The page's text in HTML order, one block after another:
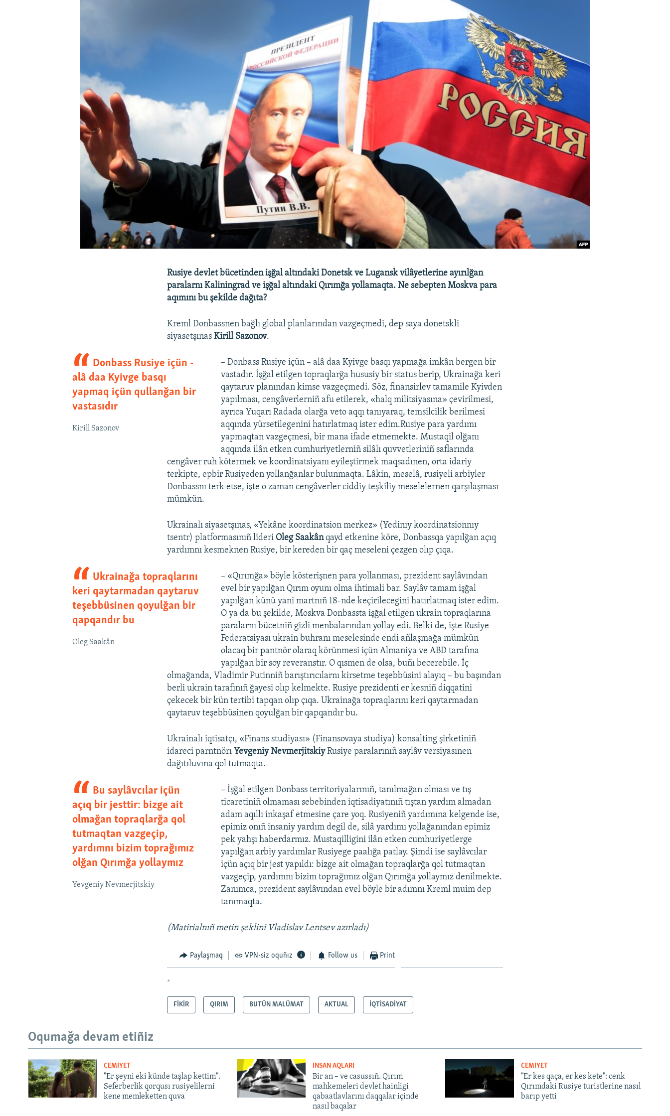
Rusiye devlet bücetinden işğal altındaki Donetsk ve Lugansk vilâyetlerine ayırılğan
paralarnı Kaliningrad ve işğal altındaki Qırımğa yollamaqta. Ne sebepten Moskva para
aqımını bu şekilde dağıta?
Kreml Donbassnen bağlı global planlarından vazgeçmedi, dep saya donetskli
siyasetşınasKirill Sazonov.
Donbass Rusiye içün -
alâ daa Kyivge basqı
yapmaq içün qullanğan bir
vastasıdır
Kirill Sazonov
– Donbass Rusiye içün – alâ daa Kyivge basqı yapmağa imkân bergen bir
vastadır. İşğal etilgen topraqlarğa hususiy bir status berip, Ukrainağa keri
qaytaruv planından kimse vazgeçmedi. Söz, finansirlev tamamile Kyivden
yapılması, cengâverlerniñ afu etilerek, «halq militsiyasına» çevirilmesi,
ayrıca Yuqarı Radada olarğa veto aqqı tanıyaraq, temsilcilik berilmesi
aqqında yürsetilegenini hatırlatmaq ister edim.Rusiye para yardımı
yapmaqtan vazgeçmesi, bir mana ifade etmemekte. Mustaqil olğanı
aqqında ilân etken cumhuriyetlerniñ silâlı quvvetleriniñ saflarında
cengâver ruh kötermek ve koordinatsiyanı eyileştirmek maqsadınen, orta idariy
terkipte, epbir Rusiyeden yollanğanlar bulunmaqta. Lâkin, meselâ, rusiyeli arbiyler
Donbassnı terk etse, işte o zaman cengâverler ciddiy teşkiliy meselelernen qarşılaşması
mümkün.
Ukrainalı siyasetşınas, «Yekâne koordinatsion merkez» (Yedinıy koordinatsionnıy
tsentr) platformasınıñ lideri Oleg Saakânqayd etkenine köre, Donbassqa yapılğan açıq
yardımnı kesmeknen Rusiye, bir kereden bir qaç meseleni çezgen olıp çıqa.
Ukrainağa topraqlarını
keri qaytarmadan qaytaruv
teşebbüsinen qoyulğan bir
qapqandır bu
Oleg Saakân
– «Qırımğa» böyle kösterişnen para yollanması, prezident saylâvından
evel bir yapılğan Qırım oyunı olma ihtimali bar. Saylâv tamam işğal
yapılğan künü yani martnıñ 18-nde keçirilecegini hatırlatmaq ister edim.
O ya da bu şekilde, Moskva Donbassta işğal etilgen ukrain topraqlarına
paralarnı bücetniñ gizli menbalarından yollay edi. Belki de, işte Rusiye
Federatsiyası ukrain buhranı meselesinde endi añlaşmağa mümkün
olacaq bir pantnör olaraq körünmesi içün Almaniya ve ABD tarafına
yapılğan bir soy reveranstır. O qısmen de olsa, buñı becerebile. İç
olmağanda, Vladimir Putinniñ barıştırıcılarnı kirsetme teşebbüsini alayıq – bu başından
berli ukrain tarafınıñ ğayesi olıp kelmekte. Rusiye prezidenti er kesniñ diqqatini
çekecek bir kün tertibi tapqan olıp çıqa. Ukrainağa topraqlarını keri qaytarmadan
qaytaruv teşebbüsinen qoyulğan bir qapqandır bu.
Ukrainalı iqtisatçı, «Finans studiyası» (Finansovaya studiya) konsalting şirketiniñ
idareci parntnörı Yevgeniy NevmerjitskiyRusiye paralarınıñ saylâv versiyasınen
dağıtıluvına qol tutmaqta.
Bu saylâvсılar içün
açıq bir jesttir: bizge ait
olmağan topraqlarğa qol
tutmaqtan vazgeçip,
yardımnı bizim toprağımız
olğan Qırımğa yollaymız
Yevgeniy Nevmerjitskiy
– İşğal etilgen Donbass territoriyalarınıñ, tanılmağan olması ve tış
ticaretiniñ olmaması sebebinden iqtisadiyatınıñ tıştan yardım almadan
adam aqıllı inkaşaf etmesine çare yoq. Rusiyeniñ yardımına kelgende ise,
epimiz onıñ insaniy yardım degil de, silâ yardımı yollağanından epimiz
pek yahşı haberdarmız. Mustaqilligini ilân etken cumhuriyetlerge
yapılğan arbiy yardımlar Rusiyege paalığa patlay. Şimdi ise saylâvcılar
içün açıq bir jest yapıldı: bizge ait olmağan topraqlarğa qol tutmaqtan
vazgeçip, yardımnı bizim toprağımız olğan Qırımğa yollaymız denilmekte.
Zanımca, prezident saylâvından evel böyle bir adımnı Kreml muim dep
tanımaqta.
(Matirialnıñ metin şeklini Vladislav Lentsev azırladı)
Paylaşmaq VPN-siz oquñız Follow us Print
*
FİKİR QIRIM BUTÜN MALÜMAT AKTUAL İQTİSADİYAT
Oqumağa devam etiñiz
CEMİYET
"Er şeyni eki künde taşlap kettim".
Seferberlik qorqusı rusiyelilerni
kene memleketten quva
İNSAN AQLARI
Bir an – ve casussıñ. Qırım
mahkemeleri devlet hainligi
qabaatlavlarını daqqalar içinde
nasıl baqalar
CEMİYET
"Er kes qaça, er kes kete": cenk
Qırımdaki Rusiye turistlerine nasıl
barıp yetti